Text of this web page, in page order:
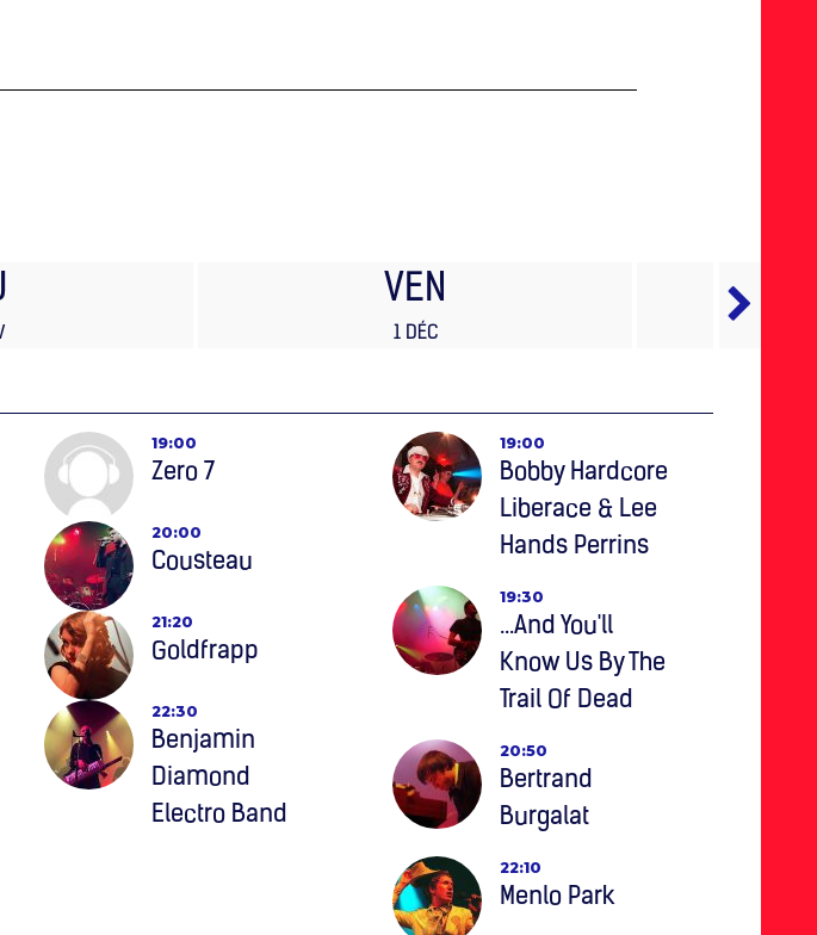
VEN
1 DÉC
19:00
Zero 7
20:00
Cousteau
21:20
Goldfrapp
22:30
Benjamin
Diamond
Electro Band
19:00
Bobby Hardcore
Liberace & Lee
Hands Perrins
19:30
…And You'll
Know Us By The
Trail Of Dead
20:50
Bertrand
Burgalat
22:10
Menlo Park